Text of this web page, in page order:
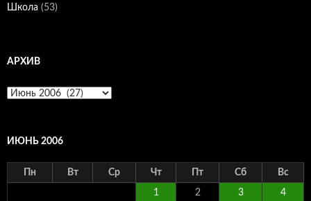
Школа (53)
АРХИВ
Архив
ИЮНЬ 2006
Пн Вт Ср Чт Пт Сб Вс
1 2 3 4